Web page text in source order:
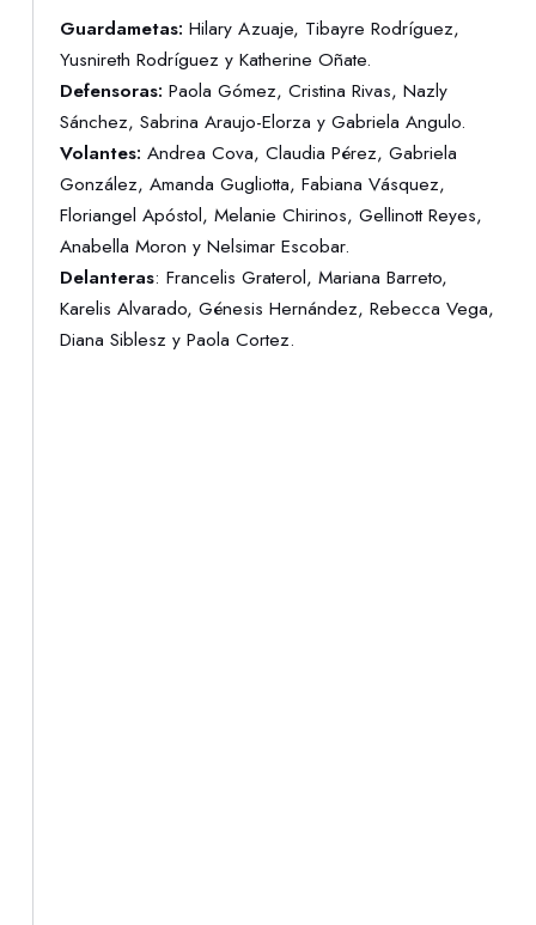
Guardametas:Hilary Azuaje, Tibayre Rodríguez,
Yusnireth Rodríguez y Katherine Oñate.
Defensoras: Paola Gómez, Cristina Rivas, Nazly
Sánchez, Sabrina Araujo-Elorza y Gabriela Angulo.
Volantes: Andrea Cova, Claudia Pérez, Gabriela
González, Amanda Gugliotta, Fabiana Vásquez,
Floriangel Apóstol, Melanie Chirinos, Gellinott Reyes,
Anabella Moron y Nelsimar Escobar.
Delanteras: Francelis Graterol, Mariana Barreto,
Karelis Alvarado, Génesis Hernández, Rebecca Vega,
Diana Siblesz y Paola Cortez.